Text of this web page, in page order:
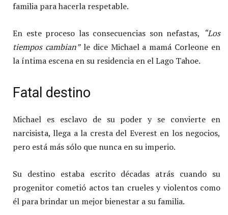
familia para hacerla respetable.
En este proceso las consecuencias son nefastas, “Los
tiempos cambian”le dice Michael a mamá Corleone en
la íntima escena en su residencia en el Lago Tahoe.
Fatal destino
Michael es esclavo de su poder y se convierte en
narcisista, llega a la cresta del Everest en los negocios,
pero está más sólo que nunca en su imperio.
Su destino estaba escrito décadas atrás cuando su
progenitor cometió actos tan crueles y violentos como
él para brindar un mejor bienestar a su familia.